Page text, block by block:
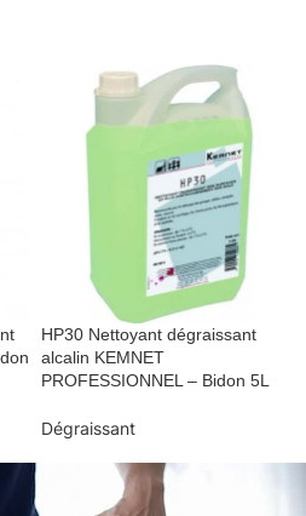
HP30 Nettoyant dégraissant
alcalin KEMNET
PROFESSIONNEL – Bidon 5L
Dégraissant